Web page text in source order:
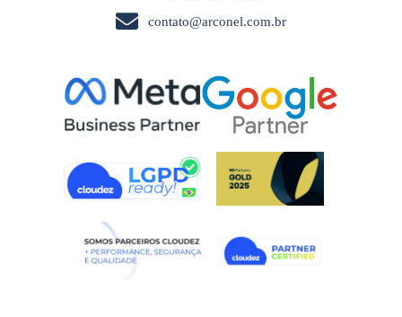
contato@arconel.com.br